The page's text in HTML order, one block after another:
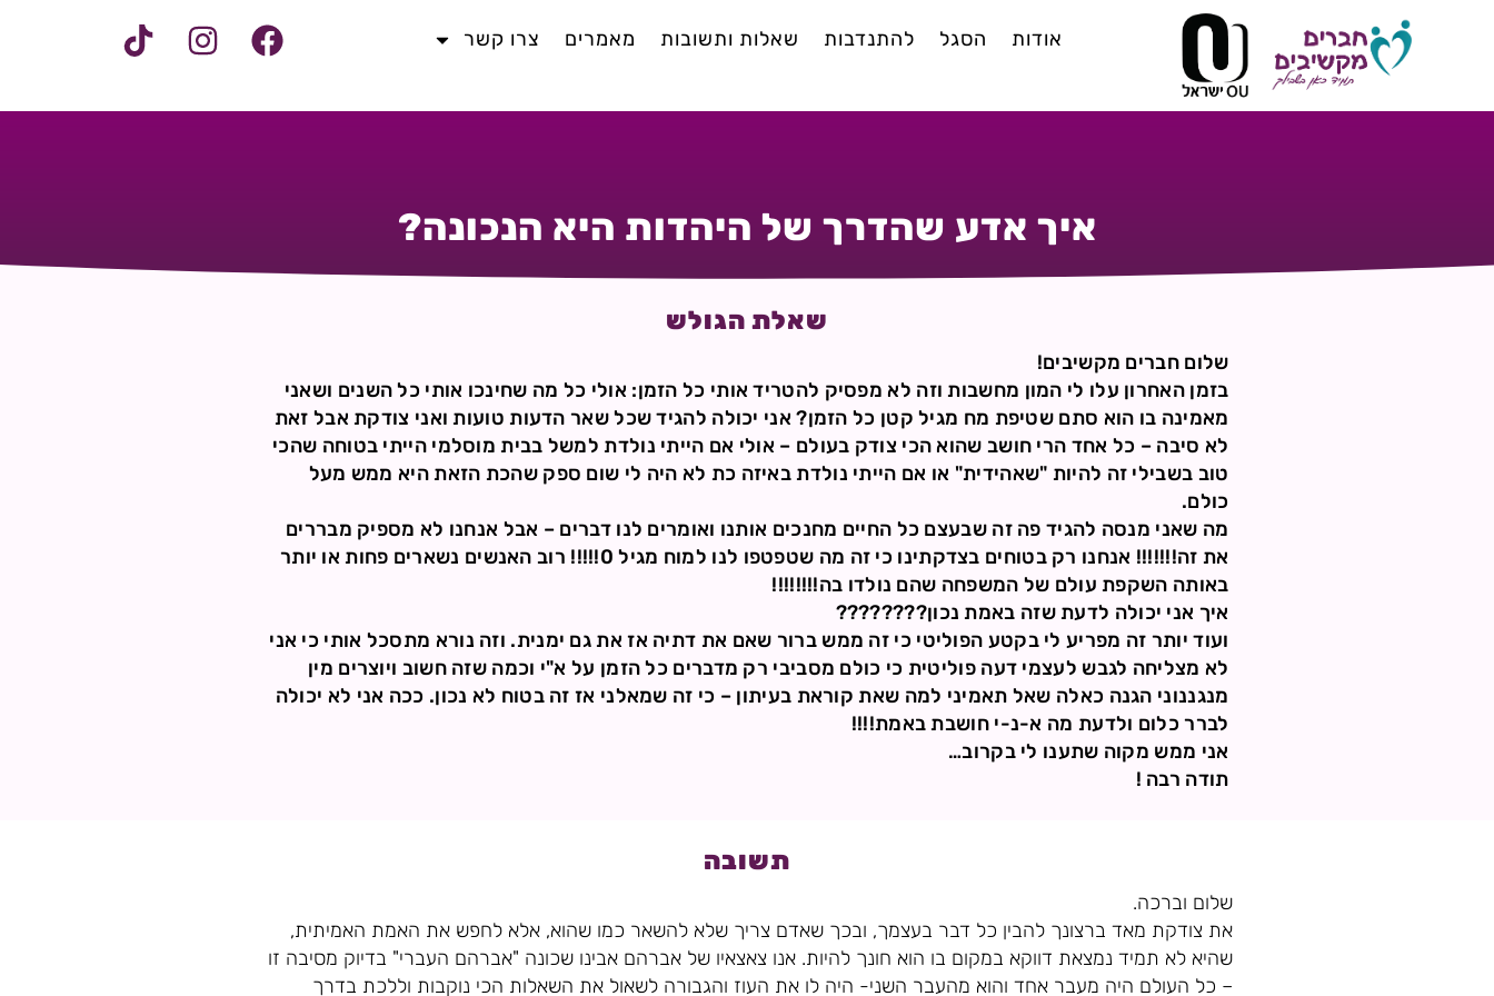
אודות הסגל להתנדבות שאלות ותשובות מאמרים צרו קשר
איך אדע שהדרך של היהדות היא הנכונה?
שאלת הגולש
שלום חברים מקשיבים!
בזמן האחרון עלו לי המון מחשבות וזה לא מפסיק להטריד אותי כל הזמן: אולי כל מה שחינכו אותי כל השנים ושאני
מאמינה בו הוא סתם שטיפת מח מגיל קטן כל הזמן? אני יכולה להגיד שכל שאר הדעות טועות ואני צודקת אבל זאת
לא סיבה – כל אחד הרי חושב שהוא הכי צודק בעולם – אולי אם הייתי נולדת למשל בבית מוסלמי הייתי בטוחה שהכי
טוב בשבילי זה להיות "שאהידית" או אם הייתי נולדת באיזה כת לא היה לי שום ספק שהכת הזאת היא ממש מעל
כולם.
מה שאני מנסה להגיד פה זה שבעצם כל החיים מחנכים אותנו ואומרים לנו דברים – אבל אנחנו לא מספיק מבררים
את זה!!!!!!! אנחנו רק בטוחים בצדקתינו כי זה מה שטפטפו לנו למוח מגיל 0!!!!! רוב האנשים נשארים פחות או יותר
באותה השקפת עולם של המשפחה שהם נולדו בה!!!!!!!!
איך אני יכולה לדעת שזה באמת נכון????????
ועוד יותר זה מפריע לי בקטע הפוליטי כי זה ממש ברור שאם את דתיה אז את גם ימנית. וזה נורא מתסכל אותי כי אני
לא מצליחה לגבש לעצמי דעה פוליטית כי כולם מסביבי רק מדברים כל הזמן על א"י וכמה שזה חשוב ויוצרים מין
מנגננוני הגנה כאלה שאל תאמיני למה שאת קוראת בעיתון – כי זה שמאלני אז זה בטוח לא נכון. ככה אני לא יכולה
לברר כלום ולדעת מה א-נ-י חושבת באמת!!!!
אני ממש מקוה שתענו לי בקרוב…
תודה רבה !
תשובה
שלום וברכה.
את צודקת מאד ברצונך להבין כל דבר בעצמך, ובכך שאדם צריך שלא להשאר כמו שהוא, אלא לחפש את האמת האמיתית,
שהיא לא תמיד נמצאת דווקא במקום בו הוא חונך להיות. אנו צאצאיו של אברהם אבינו שכונה "אברהם העברי" בדיוק מסיבה זו
– כל העולם היה מעבר אחד והוא מהעבר השני- היה לו את העוז והגבורה לשאול את השאלות הכי נוקבות וללכת בדרך